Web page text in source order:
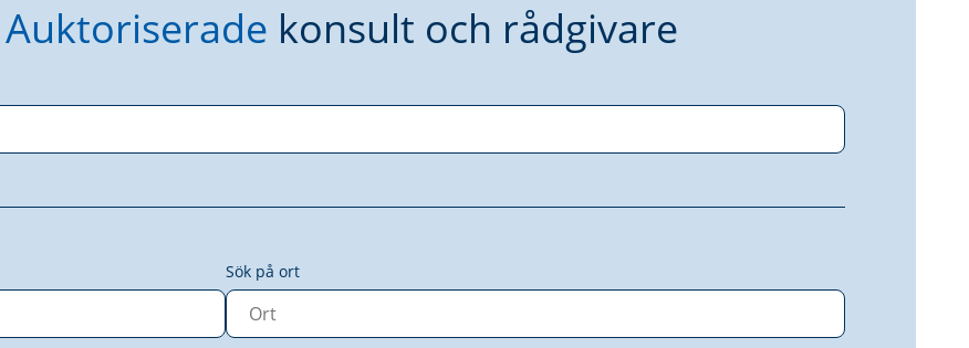
konsult och rådgivare
Sök på ort